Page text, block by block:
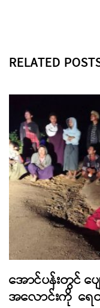
RELATED
အောင်ပန်းတွင်
အလောင်းကို ရေ